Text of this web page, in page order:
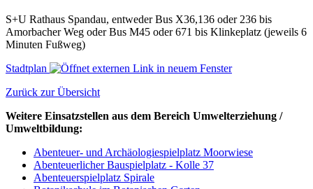
S+U Rathaus Spandau, entweder Bus X36,136 oder 236 bis
Amorbacher Weg oder Bus M45 oder 671 bis Klinkeplatz (jeweils 6
Minuten Fußweg)
Stadtplan
Zurück zur Übersicht
Weitere Einsatzstellen aus dem Bereich Umwelterziehung /
Umweltbildung:
Abenteuer- und Archäologiespielplatz Moorwiese
Abenteuerlicher Bauspielplatz - Kolle 37
Abenteuerspielplatz Spirale